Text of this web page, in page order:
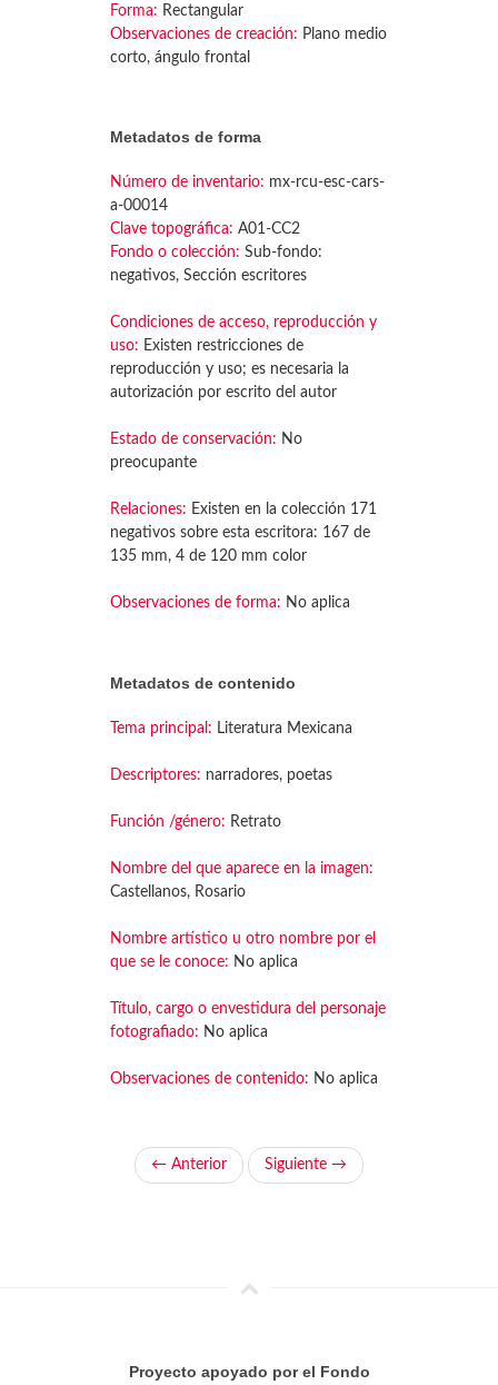
Forma: Rectangular
Observaciones de creación: Plano medio
corto, ángulo frontal
Metadatos de forma
Número de inventario: mx-rcu-esc-cars-
a-00014
Clave topográfica: A01-CC2
Fondo o colección: Sub-fondo:
negativos, Sección escritores
Condiciones de acceso, reproducción y
uso: Existen restricciones de
reproducción y uso; es necesaria la
autorización por escrito del autor
Estado de conservación: No
preocupante
Relaciones: Existen en la colección 171
negativos sobre esta escritora: 167 de
135 mm, 4 de 120 mm color
Observaciones de forma: No aplica
Metadatos de contenido
Tema principal: Literatura Mexicana
Descriptores: narradores, poetas
Función /género: Retrato
Nombre del que aparece en la imagen:
Castellanos, Rosario
Nombre artístico u otro nombre por el
que se le conoce: No aplica
Título, cargo o envestidura del personaje
fotografiado: No aplica
Observaciones de contenido: No aplica
← Anterior Siguiente →
Proyecto apoyado por el Fondo